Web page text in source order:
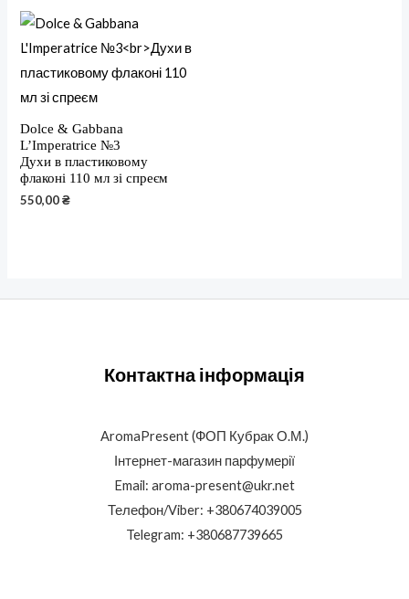
Dolce & Gabbana
L’Imperatrice №3
Духи в пластиковому
флаконі 110 мл зі спреєм
550,00₴
Контактна інформація
AromaPresent (ФОП Кубрак О.М.)
Інтернет-магазин парфумерії
Email: aroma-present@ukr.net
Телефон/Viber: +380674039005
Telegram: +380687739665